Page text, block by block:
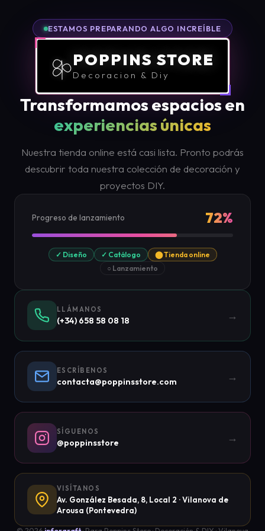
ESTAMOS PREPARANDO ALGO INCREÍBLE
POPPINS STORE
Decoracion & Diy
Transformamos espacios en
experiencias únicas
Nuestra tienda online está casi lista. Pronto podrás
descubrir toda nuestra colección de decoración y
proyectos DIY.
Progreso de lanzamiento 72%
✓ Diseño ✓ Catálogo
⬤ Tienda online
○ Lanzamiento
LLÁMANOS
(+34) 658 58 08 18 →
ESCRÍBENOS
contacta@poppinsstore.com →
SÍGUENOS
@poppinsstore →
VISÍTANOS
Av. González Besada, 8, Local 2 · Vilanova de
Arousa (Pontevedra)